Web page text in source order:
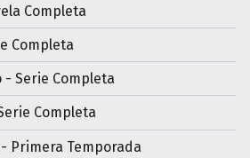
Completa
Completa
Serie Completa
Completa
Primera Temporada